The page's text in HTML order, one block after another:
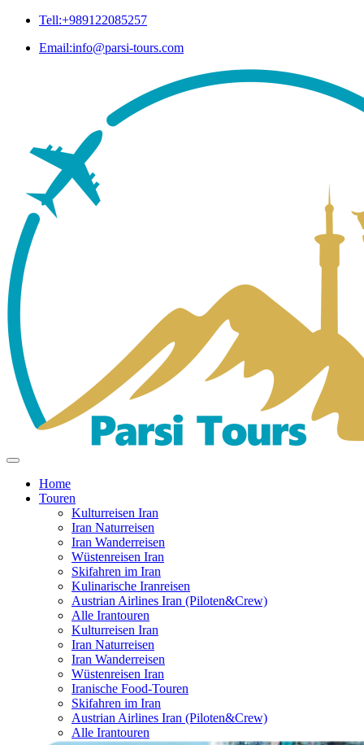
Tell:+989122085257
Email:info@parsi-tours.com
Home
Touren
Kulturreisen Iran
Iran Naturreisen
Iran Wanderreisen
Wüstenreisen Iran
Skifahren im Iran
Kulinarische Iranreisen
Austrian Airlines Iran (Piloten&Crew)
Alle Irantouren
Kulturreisen Iran
Iran Naturreisen
Iran Wanderreisen
Wüstenreisen Iran
Iranische Food-Touren
Skifahren im Iran
Austrian Airlines Iran (Piloten&Crew)
Alle Irantouren